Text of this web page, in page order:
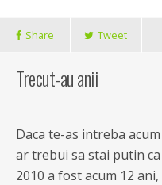
Share Tweet
Trecut-au anii
Daca te-as intreba
ar trebui sa stai putin
2010 a fost acum 12